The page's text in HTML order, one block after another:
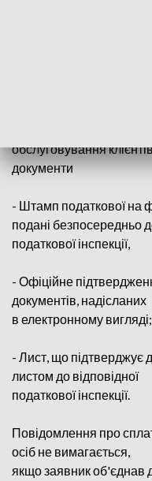
обслуговування
документи
- Штамп податкової на
подані безпосередньо
податкової інспекції,
- Офіційне
документів, надісланих
в електронному
- Лист, що підтверджує
листом до відповідної
податкової інспекції.
Повідомлення про
осіб не вимагається,
якщо заявник об'єднав